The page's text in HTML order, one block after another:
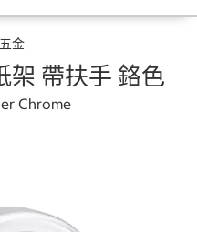
金
架 帶扶手 鉻色
Chrome